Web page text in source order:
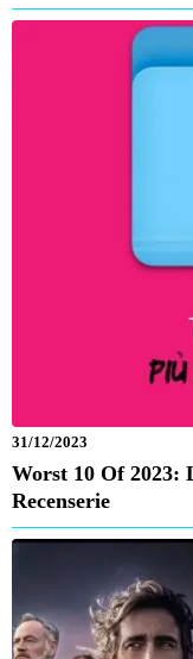
31/12/2023
Worst 10 Of 2023:
Recenserie